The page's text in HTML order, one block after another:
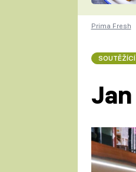
Prima Fresh
SOUTĚŽÍCÍ
Jan má
školu